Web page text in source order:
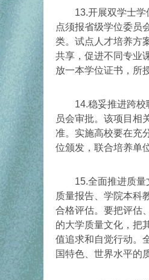
13.开展双学士学位
点须报省级学位委员
类。试点人才培养方
共享，促进不同专业
放一本学位证书，所
14.稳妥推进跨校联
员会审批。该项目相
准。实施高校要在充
位颁发，联合培养单
15.全面推进质量文
质量报告、学院本科
合格评估。要把评估
的大学质量文化，把
值追求和自觉行动。
国特色、世界水平的